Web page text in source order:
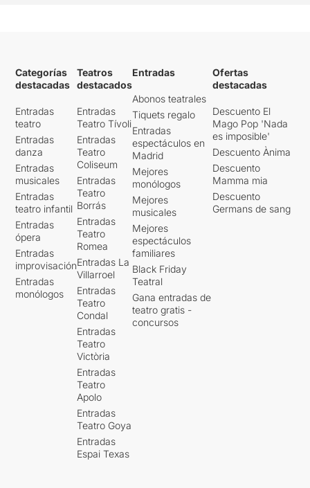
Categorías
destacadas
Entradas
teatro
Entradas
danza
Entradas
musicales
Entradas
teatro infantil
Entradas
ópera
Entradas
improvisación
Entradas
monólogos
Teatros
destacados
Entradas
Teatro Tívoli
Entradas
Teatro
Coliseum
Entradas
Teatro
Borrás
Entradas
Teatro
Romea
Entradas La
Villarroel
Entradas
Teatro
Condal
Entradas
Teatro
Victòria
Entradas
Teatro
Apolo
Entradas
Teatro Goya
Entradas
Espai Texas
Entradas
Abonos teatrales
Tiquets regalo
Entradas
espectáculos en
Madrid
Mejores
monólogos
Mejores
musicales
Mejores
espectáculos
familiares
Black Friday
Teatral
Gana entradas de
teatro gratis -
concursos
Ofertas
destacadas
Descuento El
Mago Pop 'Nada
es imposible'
Descuento Ànima
Descuento
Mamma mia
Descuento
Germans de sang